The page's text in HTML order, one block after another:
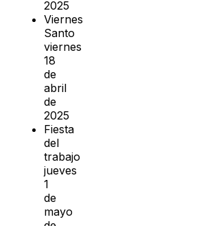
2025
Viernes
Santo
viernes
18
de
abril
de
2025
Fiesta
del
trabajo
jueves
1
de
mayo